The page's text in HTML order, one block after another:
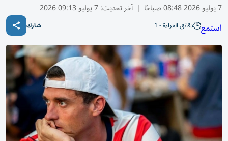
7 يوليو 2026 08:48 صباحًا | آخر تحديث:7 يوليو 09:13 2026
استمع دقائق القراءة - 1 شارك